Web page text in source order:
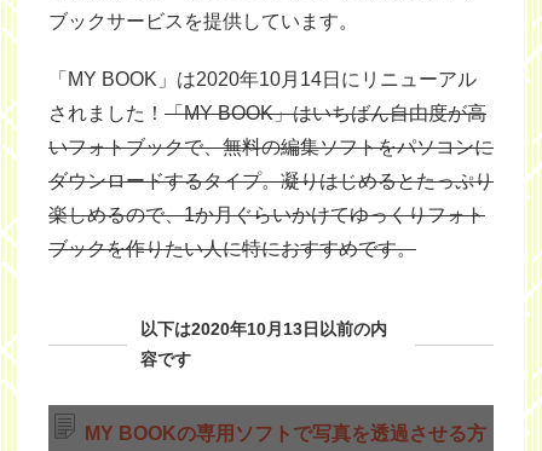
ブックサービスを提供しています。
「MY BOOK」は2020年10月14日にリニューアル
されました！ 「MY BOOK」はいちばん自由度が高
いフォトブックで、無料の編集ソフトをパソコンに
ダウンロードするタイプ。凝りはじめるとたっぷり
楽しめるので、1か月ぐらいかけてゆっくりフォト
ブックを作りたい人に特におすすめです。
以下は2020年10月13日以前の内
容です
MY BOOKの専用ソフトで写真を透過させる方